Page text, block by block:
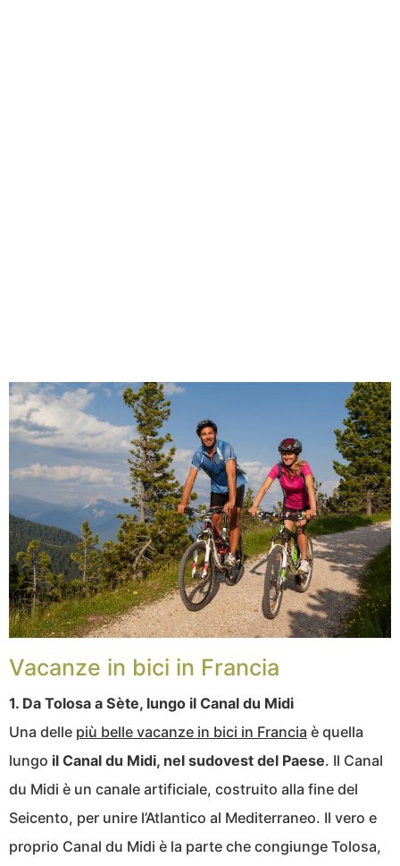
Vacanze in bici in Francia
1. Da Tolosa a Sète, lungo il Canal du Midi
Una delle più belle vacanze in bici in Francia è quella
lungo il Canal du Midi, nel sudovest del Paese. Il Canal
du Midi è un canale artificiale, costruito alla fine del
Seicento, per unire l’Atlantico al Mediterraneo. Il vero e
proprio Canal du Midi è la parte che congiunge Tolosa,